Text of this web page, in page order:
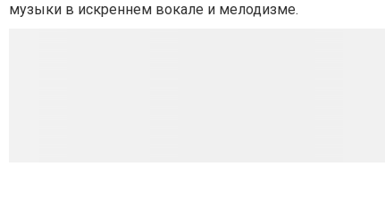
музыки в искреннем вокале и мелодизме.